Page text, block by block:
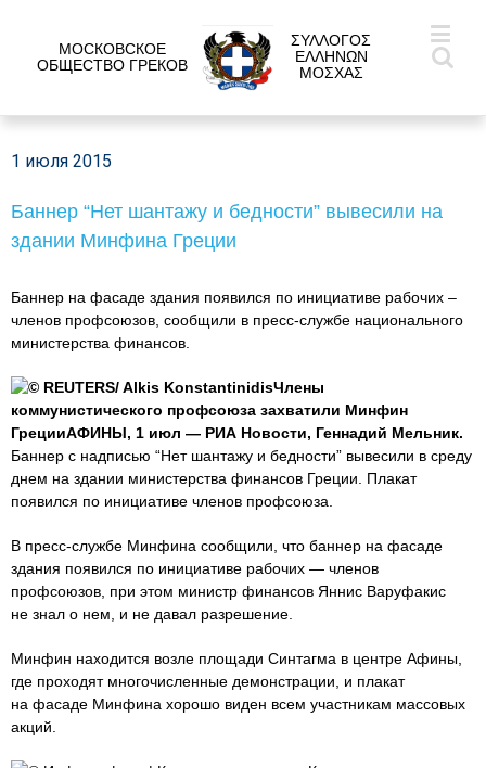
МОСКОВСКОЕ
ОБЩЕСТВО ГРЕКОВ
ΣΥΛΛΟΓΟΣ
ΕΛΛΗΝΩΝ
ΜΟΣΧΑΣ
1 июля 2015
Баннер “Нет шантажу и бедности” вывесили на
здании Минфина Греции
Баннер на фасаде здания появился по инициативе рабочих –
членов профсоюзов, сообщили в пресс-службе национального
министерства финансов.
© REUTERS/ Alkis KonstantinidisЧлены
коммунистического профсоюза захватили Минфин
ГрецииАФИНЫ, 1 июл — РИА Новости, Геннадий Мельник.
Баннер с надписью “Нет шантажу и бедности” вывесили в среду
днем на здании министерства финансов Греции. Плакат
появился по инициативе членов профсоюза.
В пресс-службе Минфина сообщили, что баннер на фасаде
здания появился по инициативе рабочих — членов
профсоюзов, при этом министр финансов Яннис Варуфакис
не знал о нем, и не давал разрешение.
Минфин находится возле площади Синтагма в центре Афины,
где проходят многочисленные демонстрации, и плакат
на фасаде Минфина хорошо виден всем участникам массовых
акций.